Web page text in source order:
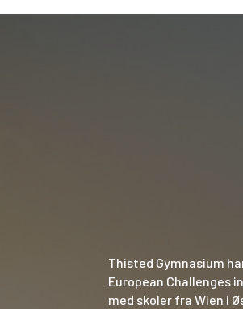
Thisted Gymnasium
European Challenges
med skoler fra Wien i